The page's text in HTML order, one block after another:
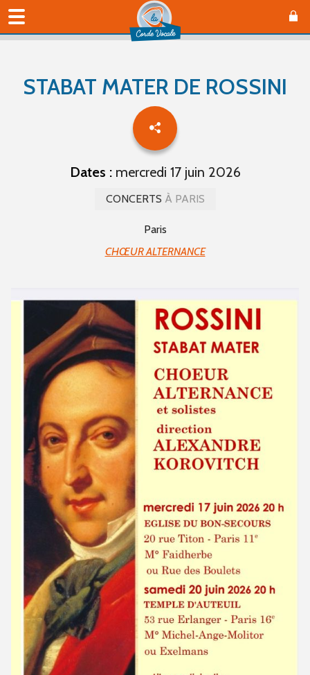
STABAT MATER DE ROSSINI
Dates :mercredi 17 juin 2026
CONCERTS À PARIS
Paris
CHŒUR ALTERNANCE